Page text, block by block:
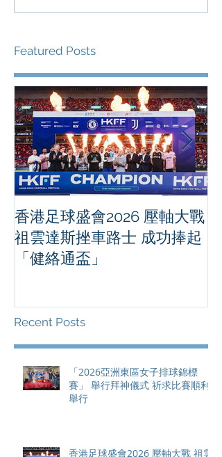
Featured Posts
香港足球盛會2026 壓軸大戰
祖雲達斯挫車路士 成功捧起
「健絡通盃」
Recent Posts
「2026亞洲東區女子排球錦標
賽」 舉行拜神儀式 祈求比賽順利
舉行
香港足球盛會2026 壓軸大戰 祖雲